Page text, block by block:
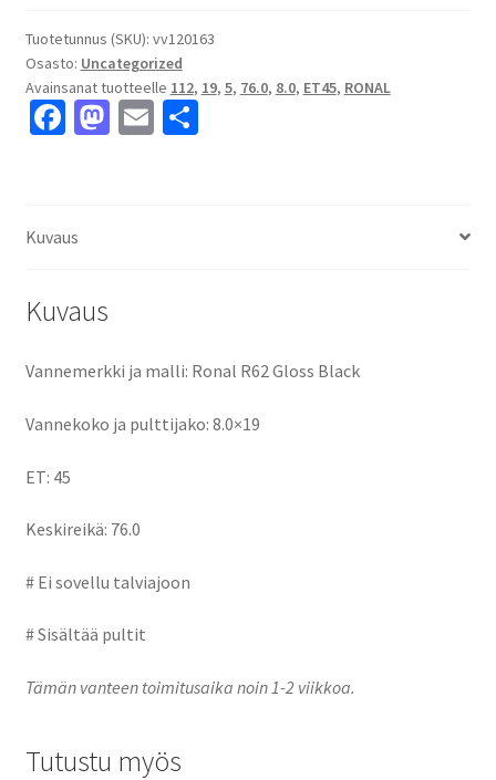
Tuotetunnus (SKU): vv120163
Osasto: Uncategorized
Avainsanat tuotteelle 112, 19, 5, 76.0, 8.0, ET45, RONAL
Fa
o
o
M E S
Kuvaus
Kuvaus
Vannemerkki ja malli: Ronal R62 Gloss Black
Vannekoko ja pulttijako: 8.0×19
ET: 45
Keskireikä: 76.0
# Ei sovellu talviajoon
# Sisältää pultit
Tämän vanteen toimitusaika noin 1-2 viikkoa.
Tutustu myös